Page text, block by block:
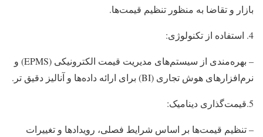
بازار و تقاضا به منظور تنظیم قیمت‌ها.
استفاده از تکنولوژی:
– بهره‌مندی از سیستم‌های مدیریت قیمت الکترونیکی (EPMS) و
نرم‌افزارهای هوش تجاری (BI) برای ارائه داده‌ها و آنالیز دقیق تر.
5.قیمت‌گذاری دینامیک:
– تنظیم قیمت‌ها بر اساس شرایط فصلی، رویدادها و تغییرات